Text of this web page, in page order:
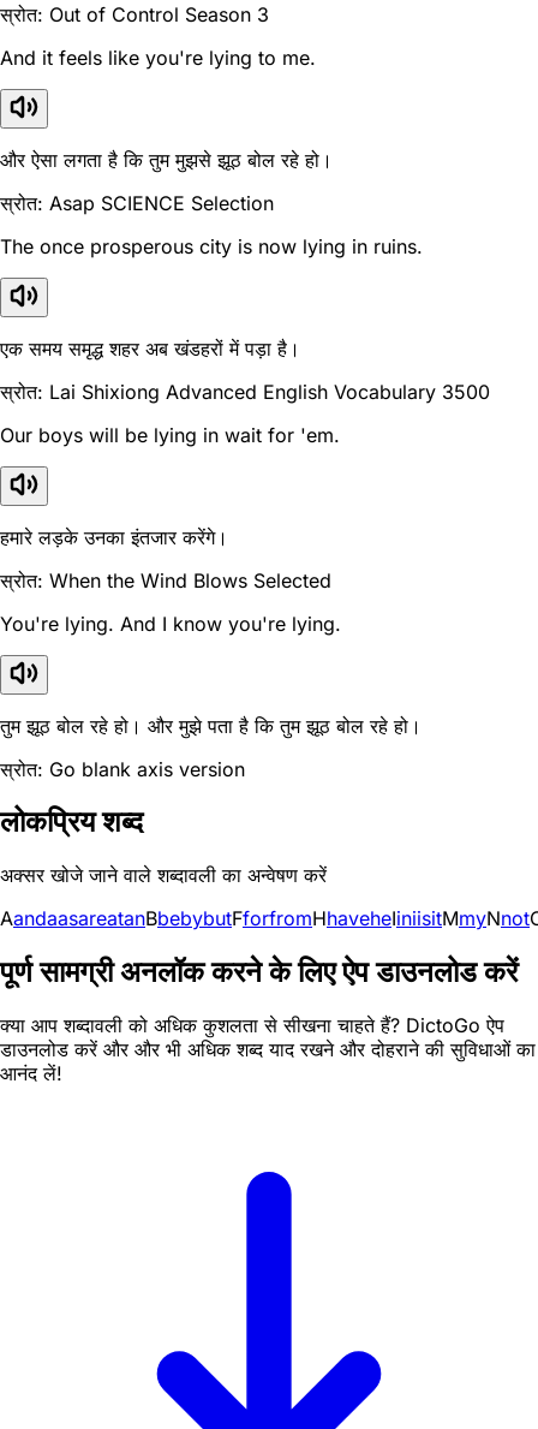
स्रोत: Out of Control Season 3
And it feels like you're lying to me.
और ऐसा लगता है कि तुम मुझसे झूठ बोल रहे हो।
स्रोत: Asap SCIENCE Selection
The once prosperous city is now lying in ruins.
एक समय समृद्ध शहर अब खंडहरों में पड़ा है।
स्रोत: Lai Shixiong Advanced English Vocabulary 3500
Our boys will be lying in wait for 'em.
हमारे लड़के उनका इंतजार करेंगे।
स्रोत: When the Wind Blows Selected
You're lying. And I know you're lying.
तुम झूठ बोल रहे हो। और मुझे पता है कि तुम झूठ बोल रहे हो।
स्रोत: Go blank axis version
लोकप्रिय शब्द
अक्सर खोजे जाने वाले शब्दावली का अन्वेषण करें
AandaasareatanBbebybutFforfromHhaveheIiniisitMmyNnot
पूर्ण सामग्री अनलॉक करने के लिए ऐप डाउनलोड करें
क्या आप शब्दावली को अधिक कुशलता से सीखना चाहते हैं? DictoGo ऐप
डाउनलोड करें और और भी अधिक शब्द याद रखने और दोहराने की सुविधाओं का
आनंद लें!